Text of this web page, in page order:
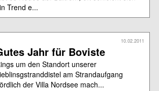
Trend e...
10.02.2011
Jahr für Boviste
um den Standort unserer
am Strandaufgang
der Villa Nordsee mach...